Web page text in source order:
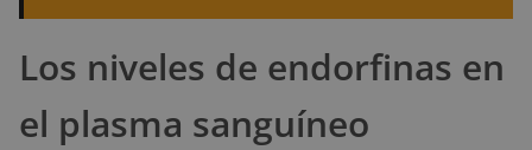
Los niveles de endorfinas en
el plasma sanguíneo